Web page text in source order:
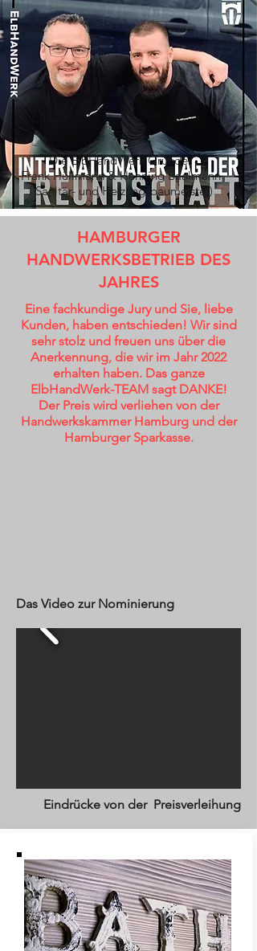
Die ElbHandWerk Gründer
Frank Hüllmann & Henning Baalmann
( Sanitär- und Heizungsbaumeister)
HAMBURGER
HANDWERKSBETRIEB DES
JAHRES
Eine fachkundige Jury und Sie, liebe
Kunden, haben entschieden! Wir sind
sehr stolz und freuen uns über die
Anerkennung, die wir im Jahr 2022
erhalten haben. Das ganze
ElbHandWerk-TEAM sagt DANKE!
Der Preis wird verliehen von der
Handwerkskammer Hamburg und der
Hamburger Sparkasse.
Das Video zur Nominierung
Eindrücke von der Preisverleihung